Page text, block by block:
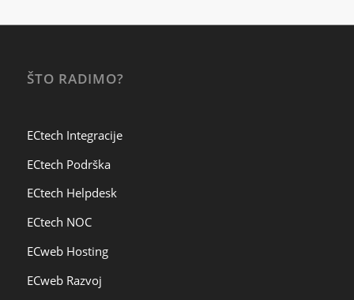
ŠTO RADIMO?
ECtech Integracije
ECtech Podrška
ECtech Helpdesk
ECtech NOC
ECweb Hosting
ECweb Razvoj